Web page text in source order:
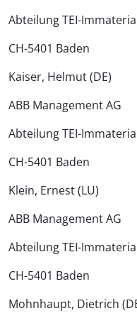
Abteilung TEI-
CH-5401 Baden
Kaiser, Helmut (DE)
ABB Management AG
Abteilung TEI-
CH-5401 Baden
Klein, Ernest (LU)
ABB Management AG
Abteilung TEI-
CH-5401 Baden
Mohnhaupt, Dietrich